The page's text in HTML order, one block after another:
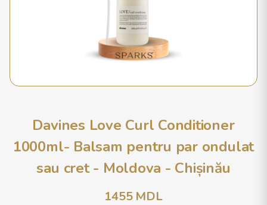
Davines Love Curl Conditioner
1000ml- Balsam pentru par ondulat
sau cret - Moldova - Chișinău
1455MDL